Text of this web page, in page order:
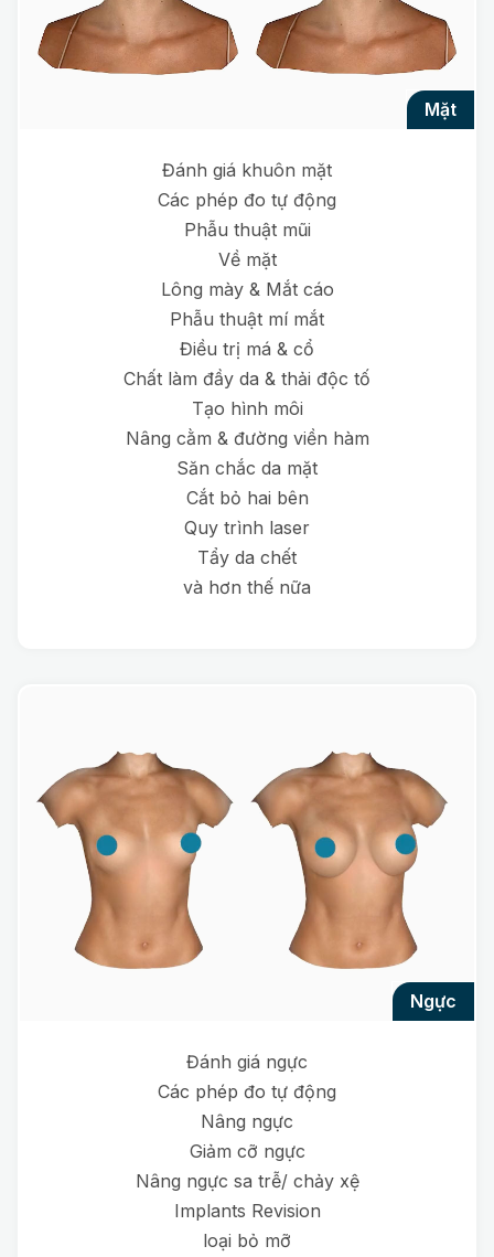
mặt
Đánh giá khuôn mặt
Các phép đo tự động
Phẫu thuật mũi
Về mặt
Lông mày & Mắt cáo
Phẫu thuật mí mắt
Điều trị má & cổ
Chất làm đầy da & thải độc tố
Tạo hình môi
Nâng cằm & đường viền hàm
Săn chắc da mặt
Cắt bỏ hai bên
Quy trình laser
Tẩy da chết
và hơn thế nữa
ngực
Đánh giá ngực
Các phép đo tự động
Nâng ngực
Giảm cỡ ngực
Nâng ngực sa trễ/ chảy xệ
Implants Revision
loại bỏ mỡ